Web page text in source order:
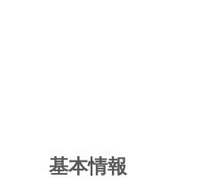
基本情報